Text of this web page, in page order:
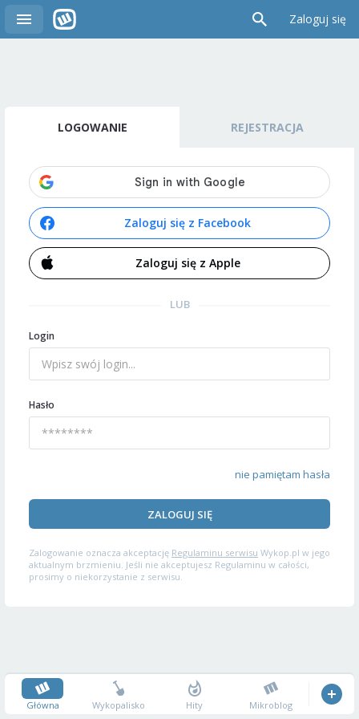
Zaloguj się
LOGOWANIE REJESTRACJA
Zaloguj się z Facebook
Zaloguj się z Apple
LUB
Login
Hasło
nie pamiętam hasła
ZALOGUJ SIĘ
Zalogowanie oznacza akceptację Regulaminu serwisu Wykop.pl w jego
aktualnym brzmieniu. Jeśli nie akceptujesz Regulaminu w całości,
prosimy o niekorzystanie z serwisu.
Główna Wykopalisko Hity Mikroblog